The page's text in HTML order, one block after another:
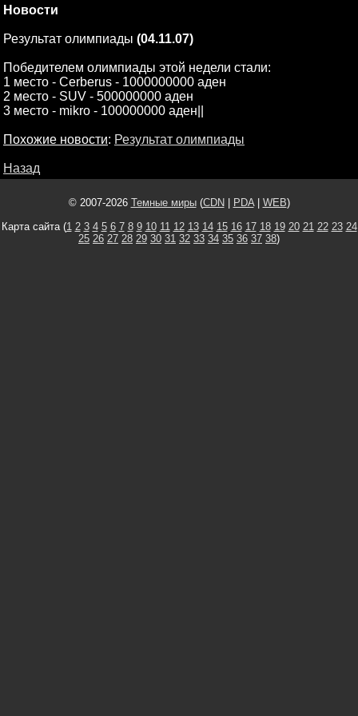
Новости
Результат олимпиады (04.11.07)
Победителем олимпиады этой недели стали:
1 место - Cerberus - 1000000000 аден
2 место - SUV - 500000000 аден
3 место - mikro - 100000000 аден||
Похожие новости: Результат олимпиады
Назад
© 2007-2026 Темные миры(CDN PDA| WEB)
Карта сайта (1 2 3 4 5 6 7 8 9 10 11 12 13 14 15 16 17 18 19 20 21 22 23 24
25 26 27 28 29 30 31 32 33 34 35 36 37 38)